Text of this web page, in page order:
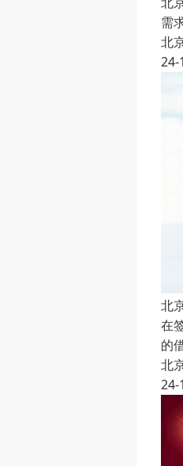
需
北
24-
北
在
的
北
24-